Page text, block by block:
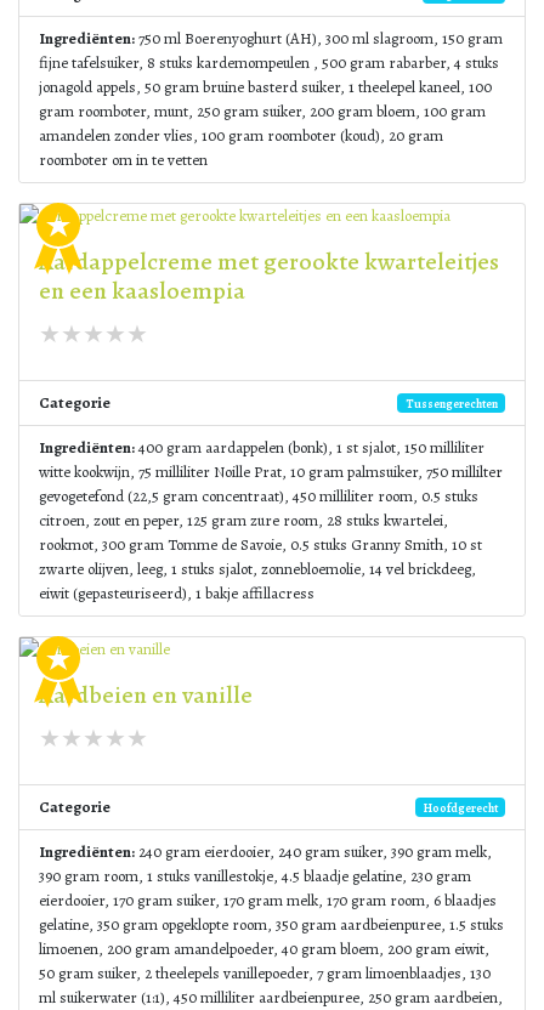
Ingrediënten:750 ml Boerenyoghurt (AH), 300 ml slagroom, 150 gram
fijne tafelsuiker, 8 stuks kardemompeulen , 500 gram rabarber, 4 stuks
jonagold appels, 50 gram bruine basterd suiker, 1 theelepel kaneel, 100
gram roomboter, munt, 250 gram suiker, 200 gram bloem, 100 gram
amandelen zonder vlies, 100 gram roomboter (koud), 20 gram
roomboter om in te vetten
Aardappelcreme met gerookte kwarteleitjes
en een kaasloempia
Categorie Tussengerechten
Ingrediënten:400 gram aardappelen (bonk), 1 st sjalot, 150 milliliter
witte kookwijn, 75 milliliter Noille Prat, 10 gram palmsuiker, 750 millilter
gevogetefond (22,5 gram concentraat), 450 milliliter room, 0.5 stuks
citroen, zout en peper, 125 gram zure room, 28 stuks kwartelei,
rookmot, 300 gram Tomme de Savoie, 0.5 stuks Granny Smith, 10 st
zwarte olijven, leeg, 1 stuks sjalot, zonnebloemolie, 14 vel brickdeeg,
eiwit (gepasteuriseerd), 1 bakje affillacress
Aardbeien en vanille
Categorie Hoofdgerecht
Ingrediënten: 240 gram eierdooier, 240 gram suiker, 390 gram melk,
390 gram room, 1 stuks vanillestokje, 4.5 blaadje gelatine, 230 gram
eierdooier, 170 gram suiker, 170 gram melk, 170 gram room, 6 blaadjes
gelatine, 350 gram opgeklopte room, 350 gram aardbeienpuree, 1.5 stuks
limoenen, 200 gram amandelpoeder, 40 gram bloem, 200 gram eiwit,
50 gram suiker, 2 theelepels vanillepoeder, 7 gram limoenblaadjes, 130
ml suikerwater (1:1), 450 milliliter aardbeienpuree, 250 gram aardbeien,